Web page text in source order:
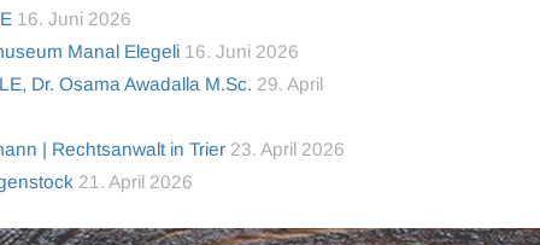
16. Juni 2026
Manal Elegeli 16. Juni 2026
Dr. Osama Awadalla M.Sc. 29. April
| Rechtsanwalt in Trier 23. April 2026
21. April 2026